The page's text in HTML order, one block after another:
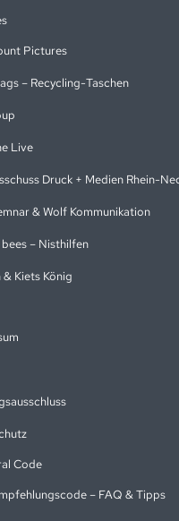
Pictures
– Recycling-Taschen
Live
Druck + Medien Rhein-
& Wolf Kommunikation
– Nisthilfen
& Kiets König
Code
– FAQ & Tipps